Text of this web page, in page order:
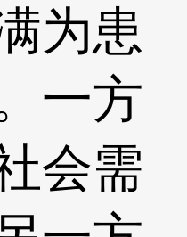
为患
一方
会需